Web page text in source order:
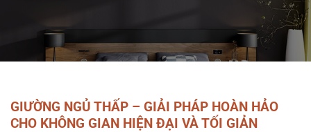
GIƯỜNG NGỦ THẤP – GIẢI PHÁP HOÀN HẢO
CHO KHÔNG GIAN HIỆN ĐẠI VÀ TỐI GIẢN